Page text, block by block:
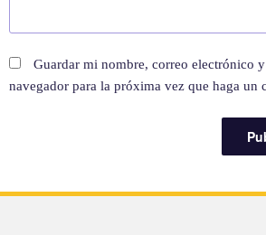
Guardar mi nombre, correo electrónico
navegador para la próxima vez que haga un